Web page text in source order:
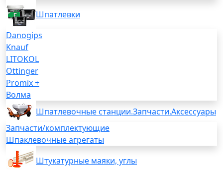
Шпатлевки
Danogips
Knauf
LITOKOL
Ottinger
Promix +
Волма
Шпатлевочные станции.Запчасти.Аксессуары
Запчасти/комплектующие
Шпаклевочные агрегаты
Штукатурные маяки, углы